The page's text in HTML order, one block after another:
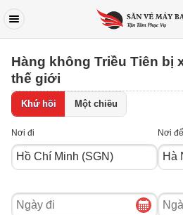
Hàng không Triều Tiên bị
thế giới
Khứ hồi Một chiều
Nơi đi Nơi
Ngày
đi
về